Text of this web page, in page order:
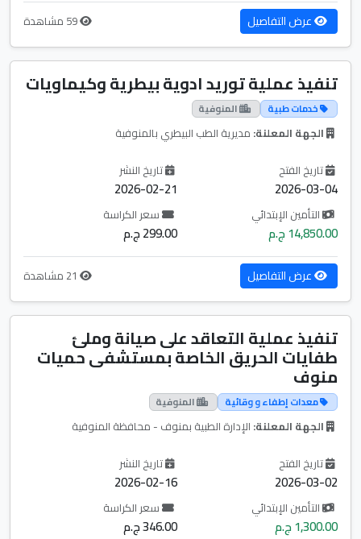
عرض التفاصيل
تنفيذ عملية توريد ادوية بيطرية وكيماويات
خدمات طبية المنوفية
الجهة المعلنة: مديرية الطب البيطري بالمنوفية
تاريخ الفتح
2026-03-04
تاريخ النشر
2026-02-21
التأمين الإبتدائي
14,850.00 ج.م
سعر الكراسة
299.00 ج.م
عرض التفاصيل
تنفيذ عملية التعاقد على صيانة وملئ
طفايات الحريق الخاصة بمستشفى حميات
منوف
معدات إطفاء و وقائية المنوفية
الجهة المعلنة: الإدارة الطبية بمنوف - محافظة المنوفية
تاريخ الفتح
2026-03-02
تاريخ النشر
2026-02-16
التأمين الإبتدائي
1,300.00 ج.م
سعر الكراسة
346.00 ج.م